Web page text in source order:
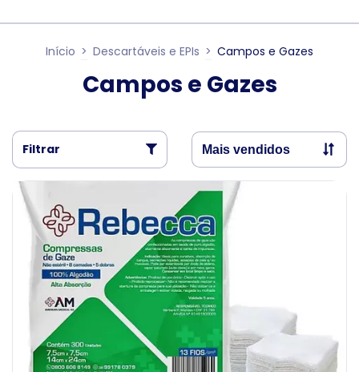
Início > Descartáveis e EPIs > Campos e Gazes
Campos e Gazes
Filtrar